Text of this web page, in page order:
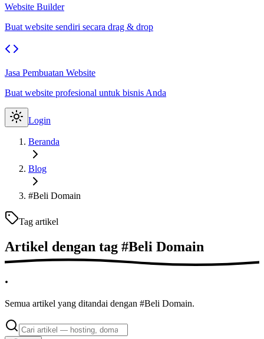
Website Builder
Buat website sendiri secara drag & drop
Jasa Pembuatan Website
Buat website profesional untuk bisnis Anda
Login
Beranda
Blog
#Beli Domain
Tag artikel
Artikel dengan tag #Beli Domain
.
Semua artikel yang ditandai dengan #Beli Domain.